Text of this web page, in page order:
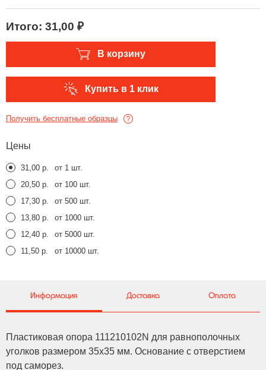
Итого: 31,00 ₽
В корзину
Купить в 1 клик
Получить бесплатные образцы
Цены
31,00 р.
от 1 шт.
20,50 р.
от 100 шт.
17,30 р.
от 500 шт.
13,80 р.
от 1000 шт.
12,40 р.
от 5000 шт.
11,50 р.
от 10000 шт.
Информация Доставка Оплата
Пластиковая опора 111210102N для равнополочных
уголков размером 35x35 мм. Основание с отверстием
под саморез.